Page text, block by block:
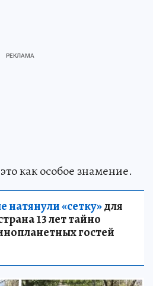
как особое знамение.
«сетку»для
13 лет тайно
гостей